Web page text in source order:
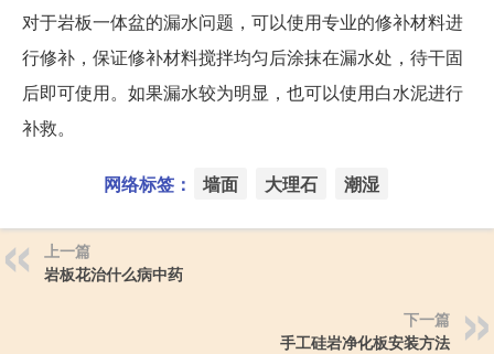
对于岩板一体盆的漏水问题，可以使用专业的修补材料进
行修补，保证修补材料搅拌均匀后涂抹在漏水处，待干固
后即可使用。如果漏水较为明显，也可以使用白水泥进行
补救。
网络标签： 墙面 大理石 潮湿
上一篇
岩板花治什么病中药
下一篇
手工硅岩净化板安装方法